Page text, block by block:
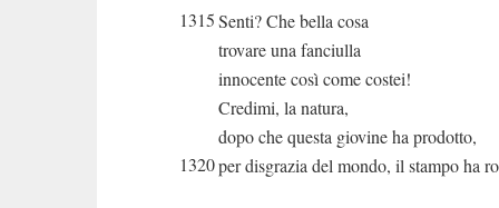
1315Senti? Che bella cosa
trovare una fanciulla
innocente così come costei!
Credimi, la natura,
dopo che questa giovine ha prodotto,
1320per disgrazia del mondo, il stampo ha